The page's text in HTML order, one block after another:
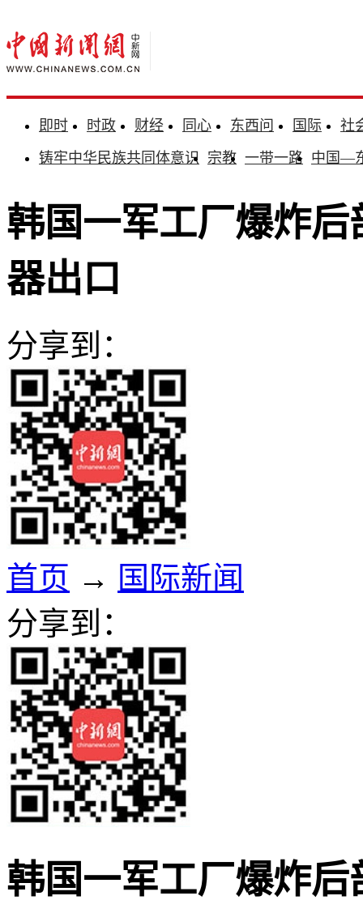
即时 时政 财经 同心 东西问 国际
社
铸牢中华民族共同体意识 宗教 一带一路 中国—
韩国一军工厂爆炸
器出口
分享到：
首页 → 国际新闻
分享到：
韩国一军工厂爆炸